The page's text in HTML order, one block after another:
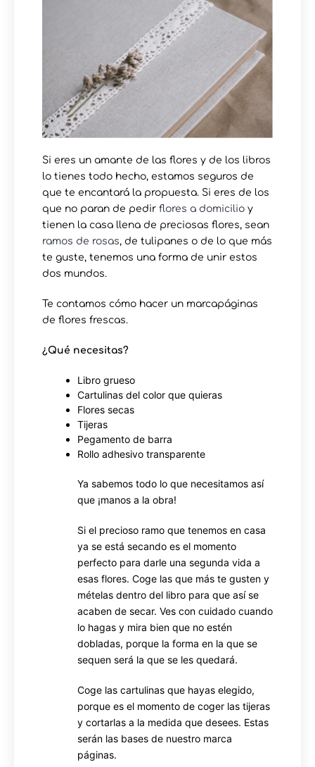
Si eres un amante de las flores y de los libros
lo tienes todo hecho, estamos seguros de
que te encantará la propuesta. Si eres de los
que no paran de pedir flores a domicilio y
tienen la casa llena de preciosas flores, sean
ramos de rosas, de tulipanes o de lo que más
te guste, tenemos una forma de unir estos
dos mundos.
Te contamos cómo hacer un marcapáginas
de flores frescas.
¿Qué necesitas?
Libro grueso
Cartulinas del color que quieras
Flores secas
Tijeras
Pegamento de barra
Rollo adhesivo transparente
Ya sabemos todo lo que necesitamos así
que ¡manos a la obra!
Si el precioso ramo que tenemos en casa
ya se está secando es el momento
perfecto para darle una segunda vida a
esas flores. Coge las que más te gusten y
mételas dentro del libro para que así se
acaben de secar. Ves con cuidado cuando
lo hagas y mira bien que no estén
dobladas, porque la forma en la que se
sequen será la que se les quedará.
Coge las cartulinas que hayas elegido,
porque es el momento de coger las tijeras
y cortarlas a la medida que desees. Estas
serán las bases de nuestro marca
páginas.